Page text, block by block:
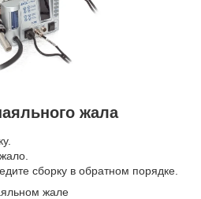
жала
сборку в обратном порядке.
жале